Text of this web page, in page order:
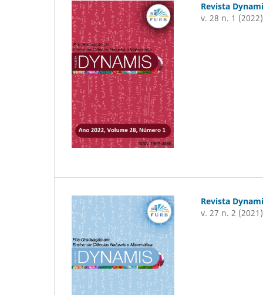
Revista
v. 28 n. 1 (2022)
Revista
v. 27 n. 2 (2021)